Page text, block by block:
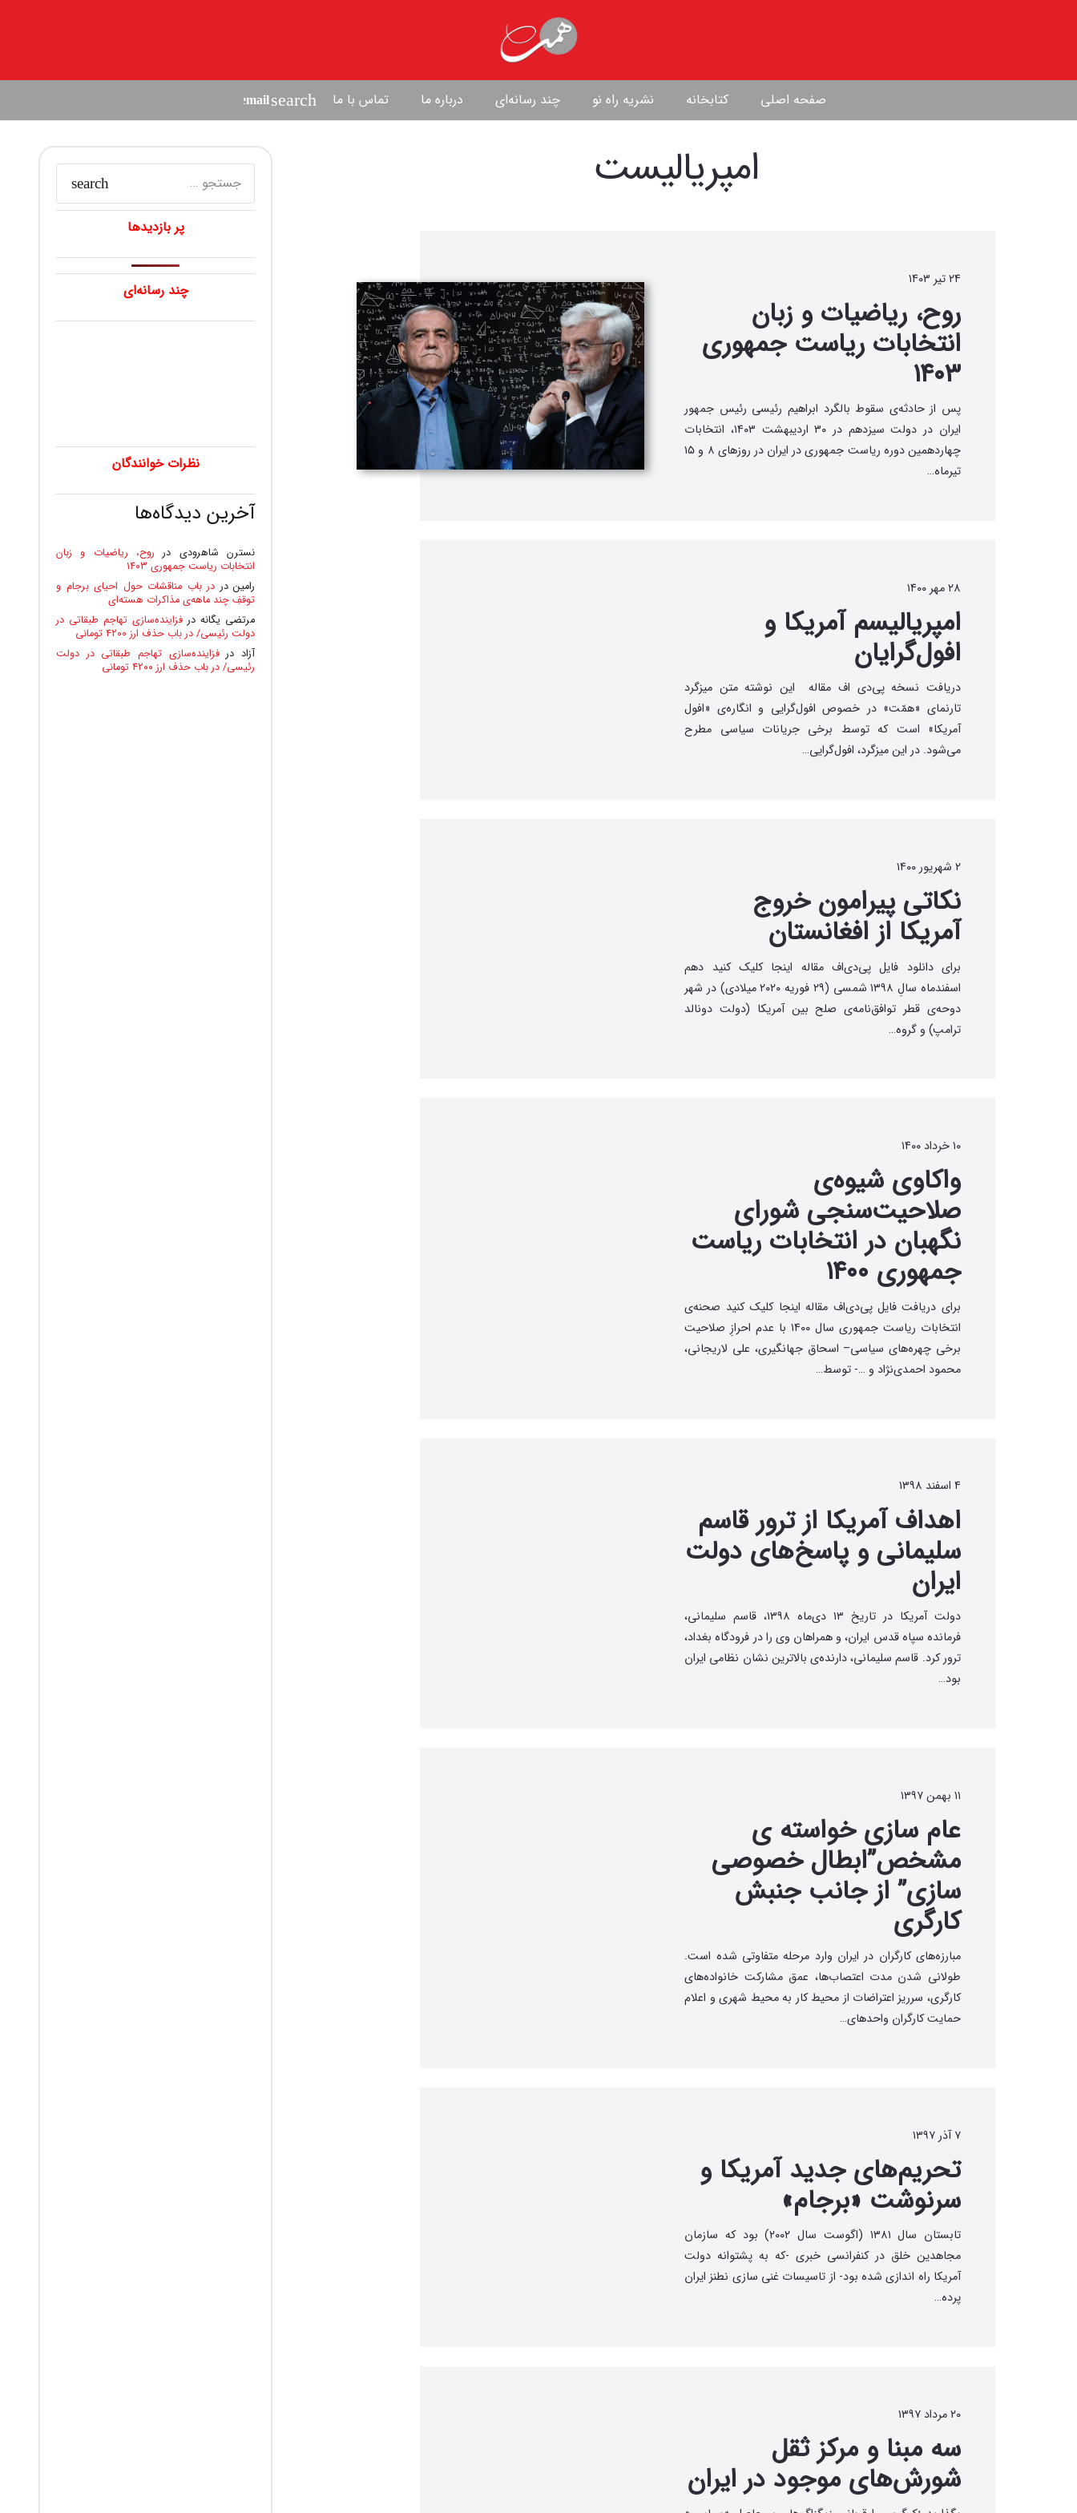
صفحه اصلی کتابخانه نشریه راه نو چند رسانه‌ای درباره ما تماس با ما search
امپریالیست
۲۴ تیر ۱۴۰۳
روح، ریاضیات و زبان
انتخابات ریاست جمهوری
۱۴۰۳
پس از حادثه‌ی سقوط بالگرد ابراهیم رئیسی رئیس جمهور
ایران در دولت سیزدهم در ۳۰ اردیبهشت ۱۴۰۳، انتخابات
چهاردهمین دوره ریاست جمهوری در ایران در روزهای ۸ و ۱۵
تیرماه…
۲۸ مهر ۱۴۰۰
امپریالیسم آمریکا و
افول‌گرایان
دریافت نسخه پی‌دی اف مقاله این نوشته متن میزگرد
تارنمای «همّت» در خصوص افول‌گرایی و انگاره‌ی «افول
آمریکا» است که توسط برخی جریانات سیاسی مطرح
می‌شود. در این میزگرد، افول‌گرایی…
۲ شهریور ۱۴۰۰
نکاتی پیرامون خروج
آمریکا از افغانستان
برای دانلود فایل پی‌دی‌اف‌ مقاله اینجا کلیک کنید دهم
اسفندماه سالِ ۱۳۹۸ شمسی (۲۹ فوریه ۲۰۲۰ میلادی) در شهر
دوحه‌ی قطر توافق‌نامه‌ی صلح بین آمریکا (دولت دونالد
ترامپ) و گروه…
۱۰ خرداد ۱۴۰۰
واکاوی شیوه‌ی
صلاحیت‌سنجی شورای
نگهبان در انتخابات ریاست
جمهوری ۱۴۰۰
برای دریافت فایل پی‌دی‌اف مقاله اینجا کلیک کنید صحنه‌ی
انتخابات ریاست جمهوری سال ۱۴۰۰ با عدم احرازِ صلاحیت
برخی چهره‌های سیاسی– اسحاق جهانگیری، علی لاریجانی،
محمود احمدی‌نژاد و …- توسط…
۴ اسفند ۱۳۹۸
اهداف آمریکا از ترور قاسم
سلیمانی و پاسخ‌های دولت
ایران
دولت آمریکا در تاریخ ۱۳ دی‌ماه ۱۳۹۸، قاسم سلیمانی،
فرمانده سپاه قدس ایران، و همراهان وی را در فرودگاه بغداد،
ترور کرد. قاسم سلیمانی، دارنده‌ی بالاترین نشان نظامی ایران
بود…
۱۱ بهمن ۱۳۹۷
عام سازی خواسته ی
مشخص”ابطال خصوصی
سازی” از جانب جنبش
کارگری
مبارزه‌های کارگران در ایران وارد مرحله متفاوتی شده است.
طولانی شدن مدت اعتصاب‌ها، عمق مشارکت خانواده‌های
کارگری، سرریز اعتراضات از محیط کار به محیط شهری و اعلام
حمایت کارگران واحدهای…
۷ آذر ۱۳۹۷
تحریم‌های جدید آمریکا و
سرنوشت «برجام»
تابستان سال ۱۳۸۱ (اگوست سال ۲۰۰۲) بود که سازمان
مجاهدین خلق در کنفرانسی خبری -که به پشتوانه دولت
آمریکا راه اندازی شده بود- از تاسیسات غنی سازی نطنز ایران
پرده…
۲۰ مرداد ۱۳۹۷
سه مبنا و مرکز ثقل
شورش‌های موجود در ایران
برای:
پر بازدیدها
چند رسانه‌ای
نظرات خوانندگان
آخرین دیدگاه‌ها
نسترن شاهرودی در روح، ریاضیات و زبان
انتخابات ریاست جمهوری ۱۴۰۳
رامین در در باب مناقشات حول احیای برجام و
توقفِ چند ماهه‌ی مذاکرات هسته‌ای
مرتضی یگانه در فزاینده‌سازی تهاجم طبقاتی در
دولت رئیسی/ در باب حذف ارز ۴۲۰۰ تومانی
آزاددرفزاینده‌سازی تهاجم طبقاتی در دولت
رئیسی/ در باب حذف ارز ۴۲۰۰ تومانی